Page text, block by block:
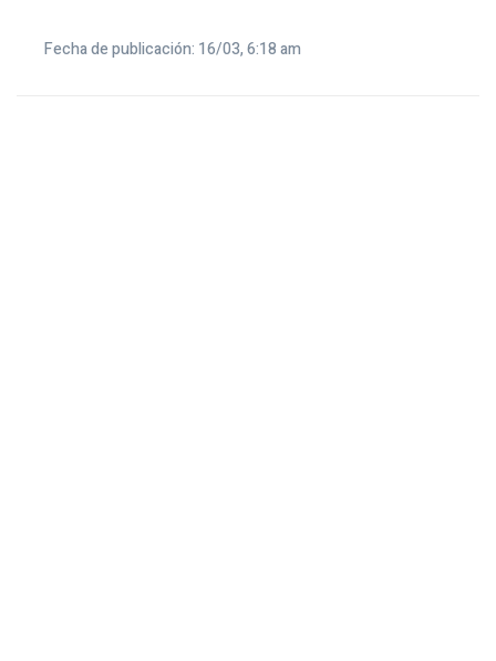
Fecha de publicación: 16/03, 6:18 am